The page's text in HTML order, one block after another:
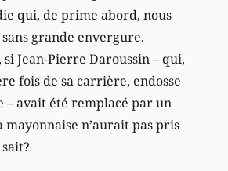
qui, de prime abord, nous
grande envergure.
Jean-Pierre Daroussin – qui,
fois de sa carrière, endosse
avait été remplacé par un
n’aurait pas pris